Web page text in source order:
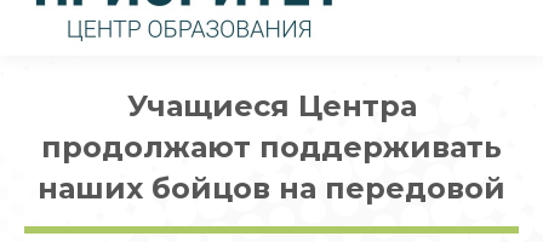
Учащиеся Центра
продолжают поддерживать
наших бойцов на передовой